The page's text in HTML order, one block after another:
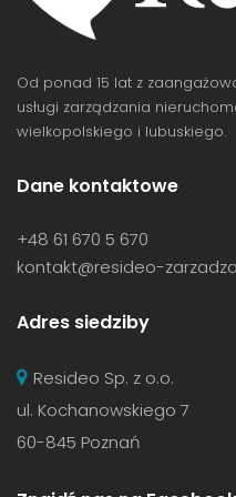
Od ponad 15 lat z
usługi zarządzania
wielkopolskiego i lubuskiego.
Dane kontaktowe
+48 61 670 5 670
kontakt@resideo-
Adres siedziby
Resideo Sp. z o.o.
ul. Kochanowskiego 7
60-845 Poznań